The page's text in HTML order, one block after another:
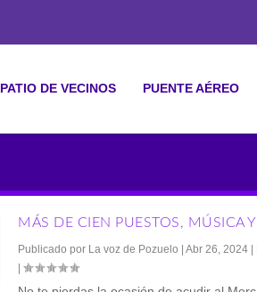
PATIO DE VECINOS PUENTE AÉREO
MÁS DE CIEN PUESTOS, MÚSICA
Publicado por La voz de Pozuelo |Abr 26, 2024
|